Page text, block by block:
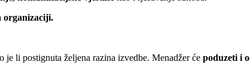
organizaciji.
li postignuta željena razina izvedbe. Menadžer će poduzeti i